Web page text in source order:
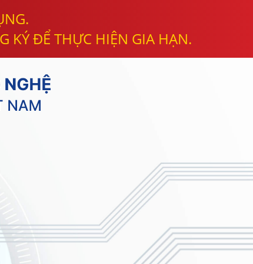
KÝ ĐỂ THỰC HIỆN GIA HẠN.